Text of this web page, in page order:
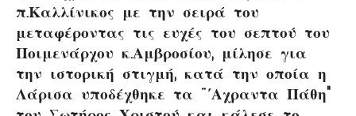
π.Καλλίνικος με την σειρά του
μεταφέροντας τις ευχές του σεπτού του
Ποιμενάρχου κ.Αμβροσίου, μίλησε για
την ιστορική στιγμή, κατά την οποία η
Λάρισα υποδέχθηκε τα ¨΄Αχραντα Πάθη”